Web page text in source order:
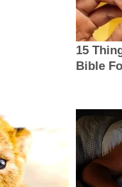
15
Bible